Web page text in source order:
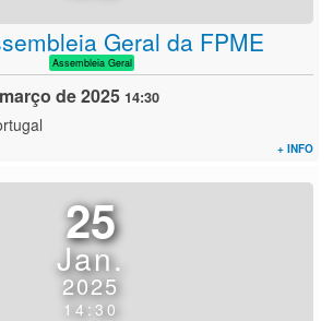
Geral da FPME
Assembleia Geral
de 2025 14:30
+ INFO
25
Jan.
2025
14:30